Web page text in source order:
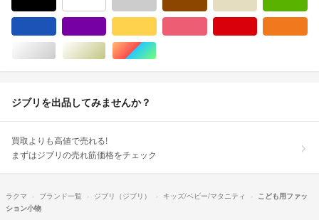
シルバー/銀色系ゴールド/金色系マルチカラー
ジブリを出品してみませんか？
買取よりも高値で売れる!
まずはジブリの売れ筋価格をチェック
ラクマ ブランド一覧 ジブリ（ジブリ） キッズ/ベビー/マタニティ
こども用ファッ
ション小物